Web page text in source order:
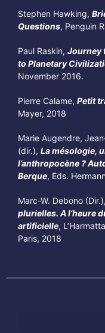
Stephen Hawking,
Questions, Penguin
Paul Raskin, Journey
to Planetary
November 2016.
Pierre Calame, Petit
Mayer, 2018
Marie Augendre,
(dir.), La mésologie,
l’anthropocène ?
Berque, Eds.
Marc-W. Debono (Dir.),
plurielles. A l’heure
artificielle,
Paris, 2018